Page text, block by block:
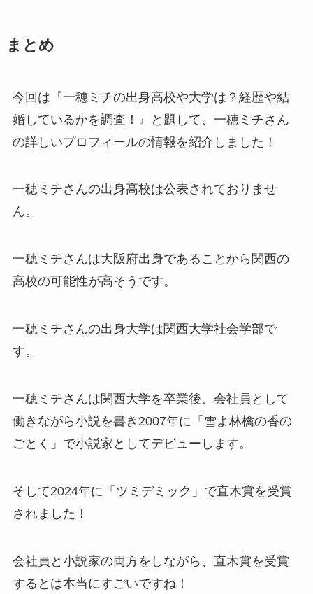
まとめ
今回は『一穂ミチの出身高校や大学は？経歴や結
婚しているかを調査！
』と題して、一穂ミチさん
の詳しいプロフィールの情報を紹介しました！
一穂ミチさんの出身高校は公表されておりませ
ん。
一穂ミチさんは大阪府出身であることから関西の
高校の可能性が高そうです。
一穂ミチさんの出身大学は関西大学社会学部で
す。
一穂ミチさんは関西大学を卒業後、会社員として
働きながら小説を書き2007年に「雪よ林檎の香の
ごとく」で小説家としてデビューします。
そして2024年に「ツミデミック」で直木賞を受賞
されました！
会社員と小説家の両方をしながら、直木賞を受賞
するとは本当にすごいですね！